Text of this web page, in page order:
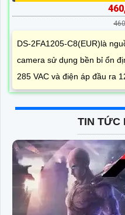
DS-2FA1205-C8(EUR)là
camera sử dụng bền bỉ ổn
285 VAC và điện áp đầu ra
TIN TỨC